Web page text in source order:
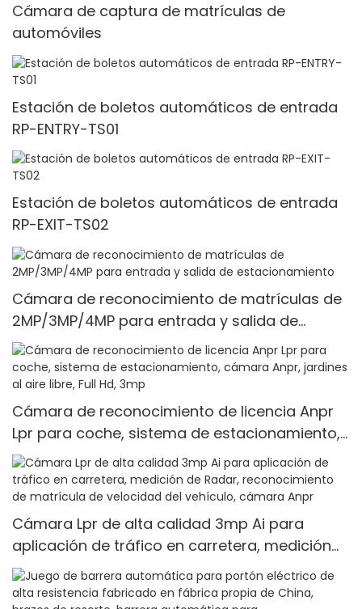
Cámara de captura de matrículas de
automóviles
Estación de boletos automáticos de entrada
RP-ENTRY-TS01
Estación de boletos automáticos de entrada
RP-EXIT-TS02
Cámara de reconocimiento de matrículas de
2MP/3MP/4MP para entrada y salida de
estacionamiento
Cámara de reconocimiento de licencia Anpr
Lpr para coche, sistema de estacionamiento,
cámara Anpr, jardines al aire libre, Full Hd, 3mp
Cámara Lpr de alta calidad 3mp Ai para
aplicación de tráfico en carretera, medición
de Radar, reconocimiento de matrícula de
velocidad del vehículo, cámara Anpr